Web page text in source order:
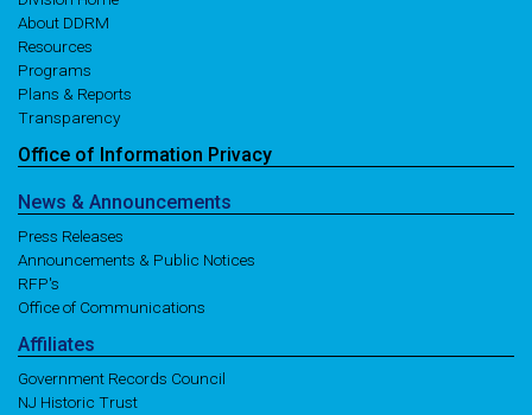
About DDRM
Resources
Programs
Plans & Reports
Transparency
Office of Information Privacy
News & Announcements
Press Releases
Announcements & Public Notices
RFP's
Office of Communications
Affiliates
Government Records Council
NJ Historic Trust